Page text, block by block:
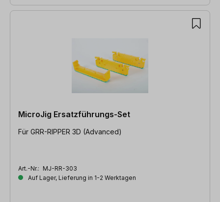
MicroJig Ersatzführungs-Set
Für GRR-RIPPER 3D (Advanced)
Art.-Nr.: MJ-RR-303
Auf Lager, Lieferung in 1-2 Werktagen